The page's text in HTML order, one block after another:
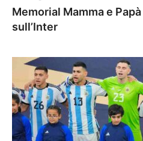
Memorial Mamma e
sull’Inter